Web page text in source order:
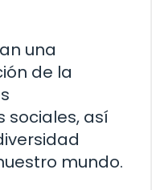
una
de la
sociales, así
mundo.